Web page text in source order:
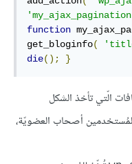
function
get_bloginfo(
die(); }
أصحاب العضويّة،